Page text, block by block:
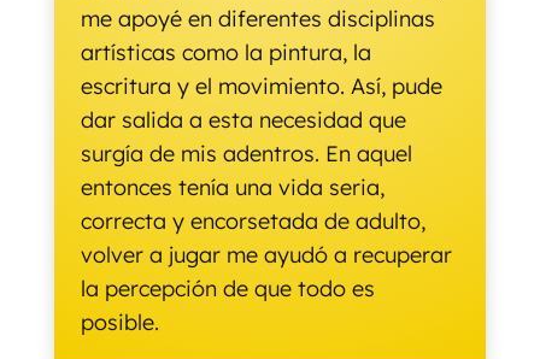
me apoyé en diferentes disciplinas
artísticas como la pintura, la
escritura y el movimiento. Así, pude
dar salida a esta necesidad que
surgía de mis adentros. En aquel
entonces tenía una vida seria,
correcta y encorsetada de adulto,
volver a jugar me ayudó a recuperar
la percepción de que todo es
posible.